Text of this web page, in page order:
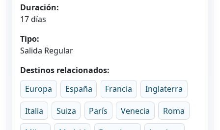
Duración:
17 días
Tipo:
Salida Regular
Destinos relacionados:
Europa
España Francia Inglaterra
Italia Suiza París Venecia Roma